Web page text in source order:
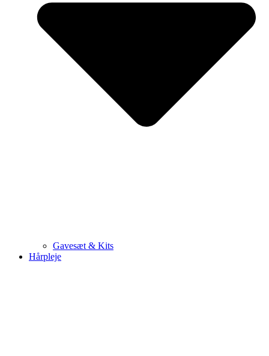
Gavesæt & Kits
Hårpleje